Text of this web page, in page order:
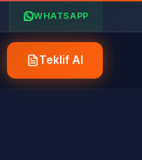
WHATSAPP
Teklif Al